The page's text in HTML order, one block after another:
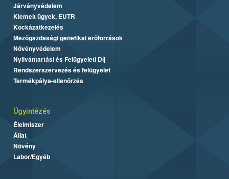
Járványvédelem
Kiemelt ügyek, EUTR
Kockázatkezelés
Mezőgazdasági genetikai erőforrások
Növényvédelem
Nyilvántartási és Felügyeleti Díj
Rendszerszervezés és felügyelet
Termékpálya-ellenőrzés
Ügyintézés
Élelmiszer
Állat
Növény
Labor/Egyéb